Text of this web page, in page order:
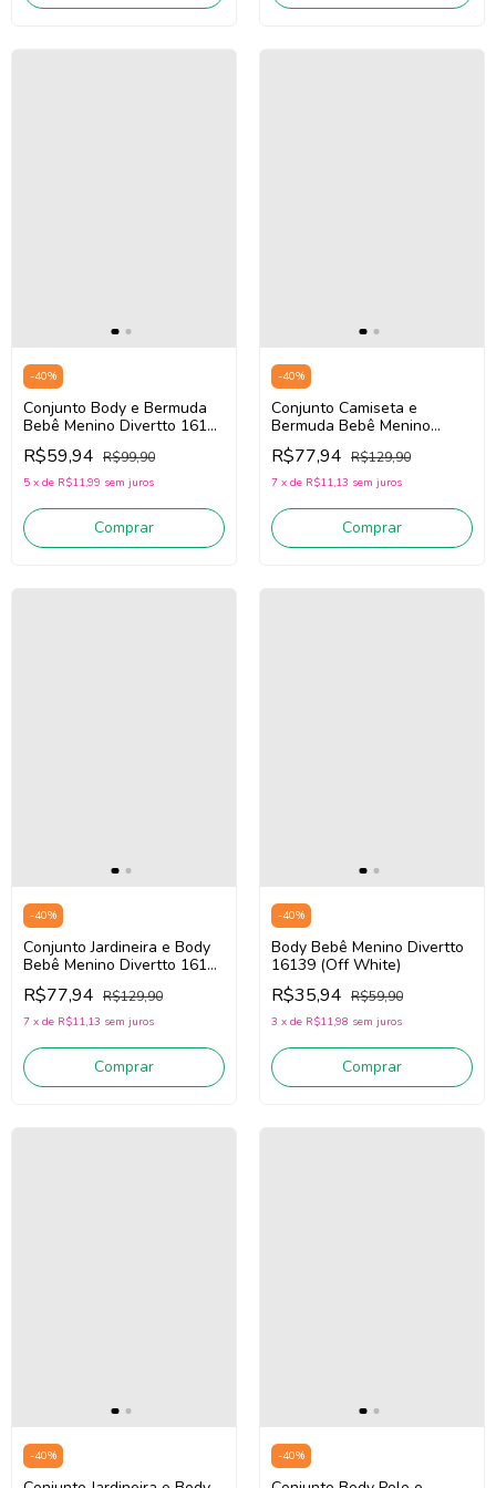
-40%
Conjunto Body e Bermuda
Bebê Menino Divertto 16159
(Off White/Bege/Azul)
R$59,94 R$99,90
5 x de R$11,99 sem juros
Comprar
-40%
Conjunto Camiseta e
Bermuda Bebê Menino
Divertto 16178 (Off
White/Cinza)
R$77,94 R$129,90
7 x de R$11,13 sem juros
Comprar
-40%
Conjunto Jardineira e Body
Bebê Menino Divertto 16152
(Off White/Bege/Verde)
R$77,94 R$129,90
7 x de R$11,13 sem juros
Comprar
-40%
Body Bebê Menino Divertto
16139 (Off White)
R$35,94 R$59,90
3 x de R$11,98 sem juros
Comprar
-40% -40%